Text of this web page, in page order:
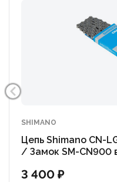
SHIMANO
Цепь Shimano CN-
/ Замок SM-CN900
3 400 ₽